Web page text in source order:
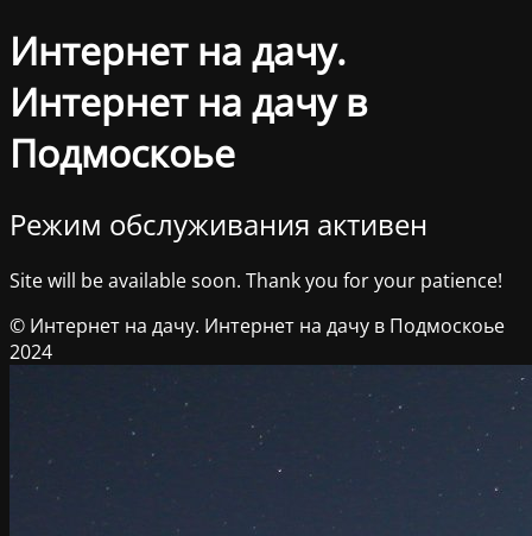
Интернет на дачу.
Интернет на дачу в
Подмоскоье
Режим обслуживания активен
Site will be available soon. Thank you for your patience!
© Интернет на дачу. Интернет на дачу в Подмоскоье
2024